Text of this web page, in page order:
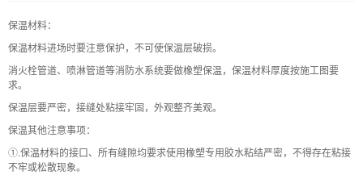
保温材料：
保温材料进场时要注意保护，不可使保温层破损。
消火栓管道、喷淋管道等消防水系统要做橡塑保温，保温材料厚度按施工图要
求。
保温层要严密，接缝处粘接牢固，外观整齐美观。
保温其他注意事项：
①.保温材料的接口、所有缝隙均要求使用橡塑专用胶水粘结严密，不得存在粘接
不牢或松散现象。